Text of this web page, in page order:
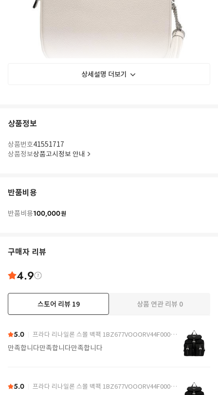
상세설명 더보기
상품정보
상품번호41551717
상품정보상품고시정보 안내
반품비용
반품비용100,000원
구매자 리뷰
4.9
스토어 리뷰 19 상품 연관 리뷰 0
5.0 프라다 리나일론 스몰 백팩 1BZ677VOOORV44F0002 Black
만족합니다만족합니다만족합니다
5.0 프라다 리나일론 스몰 백팩 1BZ677VOOORV44F0002 Black